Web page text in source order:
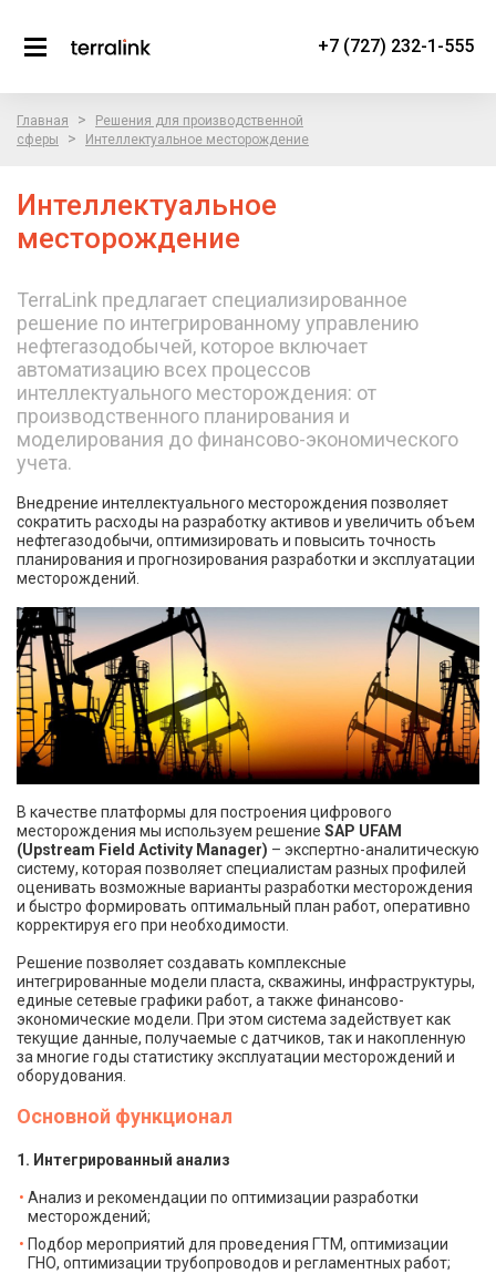
+7 (727) 232-1-555
Главная >
Решения для производственной
сферы
> Интеллектуальное месторождение
Интеллектуальное
месторождение
TerraLink предлагает специализированное
решение по интегрированному управлению
нефтегазодобычей, которое включает
автоматизацию всех процессов
интеллектуального месторождения: от
производственного планирования и
моделирования до финансово-экономического
учета.
Внедрение интеллектуального месторождения позволяет
сократить расходы на разработку активов и увеличить объем
нефтегазодобычи, оптимизировать и повысить точность
планирования и прогнозирования разработки и эксплуатации
месторождений.
В качестве платформы для построения цифрового
месторождения мы используем решение SAP UFAM
(Upstream Field Activity Manager) – экспертно-аналитическую
систему, которая позволяет специалистам разных профилей
оценивать возможные варианты разработки месторождения
и быстро формировать оптимальный план работ, оперативно
корректируя его при необходимости.
Решение позволяет создавать комплексные
интегрированные модели пласта, скважины, инфраструктуры,
единые сетевые графики работ, а также финансово-
экономические модели. При этом система задействует как
текущие данные, получаемые с датчиков, так и накопленную
за многие годы статистику эксплуатации месторождений и
оборудования.
Основной функционал
1. Интегрированный анализ
Анализ и рекомендации по оптимизации разработки
месторождений;
Подбор мероприятий для проведения ГТМ, оптимизации
ГНО, оптимизации трубопроводов и регламентных работ;